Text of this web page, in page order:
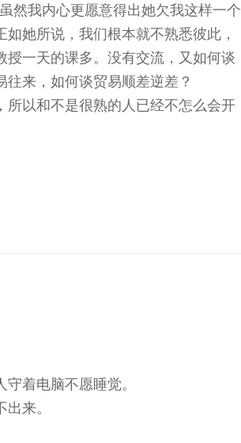
然我内心更愿意得出她欠我这样一个
她所说，我们根本就不熟悉彼此，
一天的课多。没有交流，又如何谈
来，如何谈贸易顺差逆差？
以和不是很熟的人已经不怎么会开
着电脑不愿睡觉。
来。